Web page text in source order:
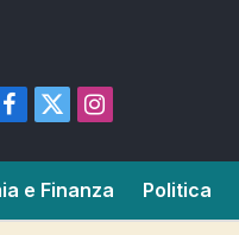
Facebook
X
Instagram
e Finanza Politica